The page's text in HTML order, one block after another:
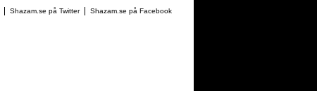
Shazam.se på Facebook
Shazam.se på Twitter